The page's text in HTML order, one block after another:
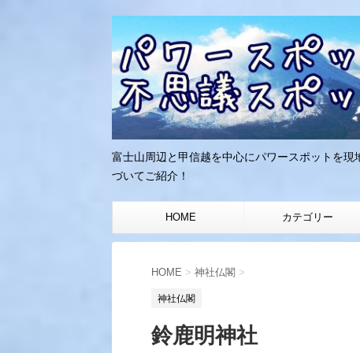
富士山周辺と甲信越を中心にパワースポットを現
づいてご紹介！
HOME カテゴリー
HOME > 神社仏閣 >
神社仏閣
鈴鹿明神社